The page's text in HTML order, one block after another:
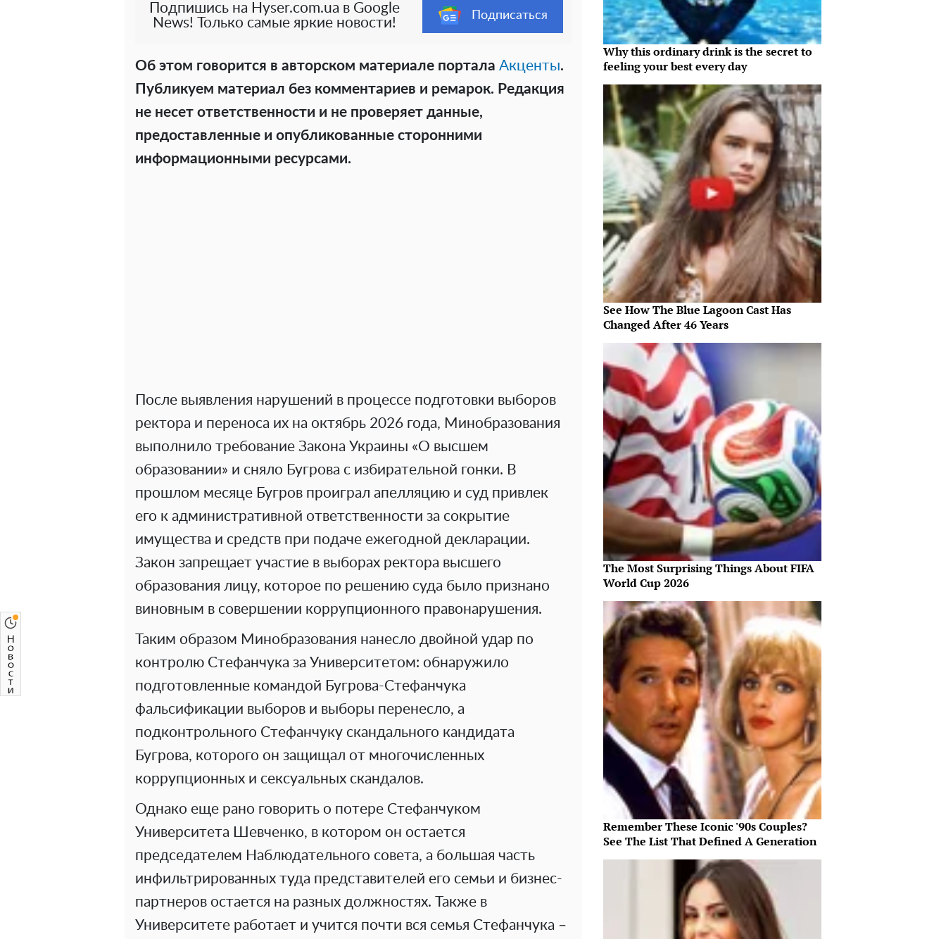
Подпишись на Hyser.com.ua в Google
News! Только самые яркие новости!
Подписаться
Об этом говорится в авторском материале портала Акценты.
Публикуем материал без комментариев и ремарок. Редакция
не несет ответственности и не проверяет данные,
предоставленные и опубликованные сторонними
информационными ресурсами.
После выявления нарушений в процессе подготовки выборов
ректора и переноса их на октябрь 2026 года, Минобразования
выполнило требование Закона Украины «О высшем
образовании» и сняло Бугрова с избирательной гонки. В
прошлом месяце Бугров проиграл апелляцию и суд привлек
его к административной ответственности за сокрытие
имущества и средств при подаче ежегодной декларации.
Закон запрещает участие в выборах ректора высшего
образования лицу, которое по решению суда было признано
виновным в совершении коррупционного правонарушения.
Таким образом Минобразования нанесло двойной удар по
контролю Стефанчука за Университетом: обнаружило
подготовленные командой Бугрова-Стефанчука
фальсификации выборов и выборы перенесло, а
подконтрольного Стефанчуку скандального кандидата
Бугрова, которого он защищал от многочисленных
коррупционных и сексуальных скандалов.
Однако еще рано говорить о потере Стефанчуком
Университета Шевченко, в котором он остается
председателем Наблюдательного совета, а большая часть
инфильтрированных туда представителей его семьи и бизнес-
партнеров остается на разных должностях. Также в
Университете работает и учится почти вся семья Стефанчука –
Why this ordinary drink is the secret to
feeling your best every day
See How The Blue Lagoon Cast Has
Changed After 46 Years
The Most Surprising Things About FIFA
World Cup 2026
Remember These Iconic '90s Couples?
See The List That Defined A Generation